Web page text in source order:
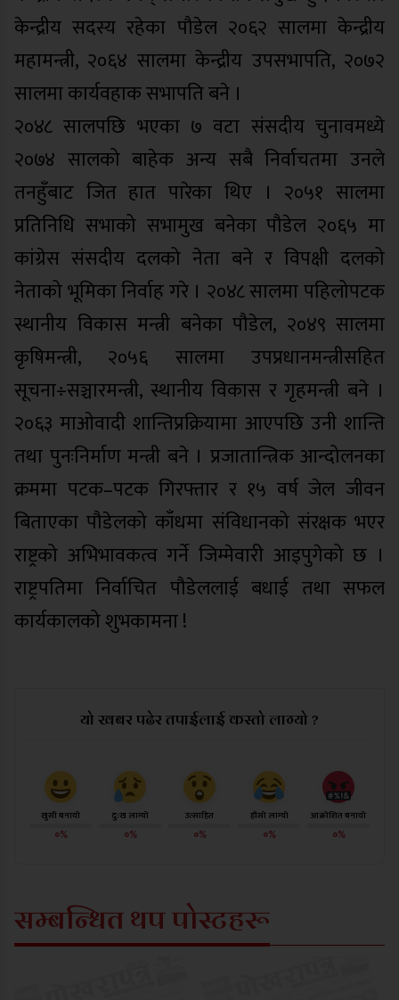
केन्द्रीय सदस्य रहेका पौडेल २०६२ सालमा केन्द्रीय
महामन्त्री, २०६४ सालमा केन्द्रीय उपसभापति, २०७२
सालमा कार्यवहाक सभापति बने ।
२०४८ सालपछि भएका ७ वटा संसदीय चुनावमध्ये
२०७४ सालको बाहेक अन्य सबै निर्वाचतमा उनले
तनहुँबाट जित हात पारेका थिए । २०५१ सालमा
प्रतिनिधि सभाको सभामुख बनेका पौडेल २०६५ मा
कांग्रेस संसदीय दलको नेता बने र विपक्षी दलको
नेताको भूमिका निर्वाह गरे । २०४८ सालमा पहिलोपटक
स्थानीय विकास मन्त्री बनेका पौडेल, २०४९ सालमा
कृषिमन्त्री, २०५६ सालमा उपप्रधानमन्त्रीसहित
सूचना÷सञ्चारमन्त्री, स्थानीय विकास र गृहमन्त्री बने ।
२०६३ माओवादी शान्तिप्रक्रियामा आएपछि उनी शान्ति
तथा पुनःनिर्माण मन्त्री बने । प्रजातान्त्रिक आन्दोलनका
क्रममा पटक–पटक गिरफ्तार र १५ वर्ष जेल जीवन
बिताएका पौडेलको काँधमा संविधानको संरक्षक भएर
राष्ट्रको अभिभावकत्व गर्ने जिम्मेवारी आइपुगेको छ ।
राष्ट्रपतिमा निर्वाचित पौडेललाई बधाई तथा सफल
कार्यकालको शुभकामना !
यो खबर पढेर तपाईलाई कस्तो लाग्यो ?
खुसी बनायो
०%
दु:ख लाग्यो
०%
उत्साहित
०%
हाँसो लाग्यो
०%
आक्रोशित बनायो
०%
सम्बन्धित थप पोस्टहरू